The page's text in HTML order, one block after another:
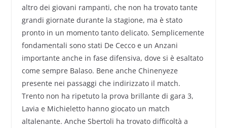
altro dei giovani rampanti, che non ha trovato tante
grandi giornate durante la stagione, ma è stato
pronto in un momento tanto delicato. Semplicemente
fondamentali sono stati De Cecco e un Anzani
importante anche in fase difensiva, dove si è esaltato
come sempre Balaso. Bene anche Chinenyeze
presente nei passaggi che indirizzato il match.
Trento non ha ripetuto la prova brillante di gara 3,
Lavia e Michieletto hanno giocato un match
altalenante. Anche Sbertoli ha trovato difficoltà a